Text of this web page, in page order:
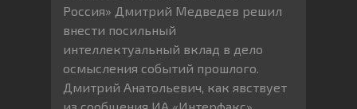
Россия» Дмитрий Медведев решил
внести посильный
интеллектуальный вклад в дело
осмысления событий прошлого.
Дмитрий Анатольевич, как явствует